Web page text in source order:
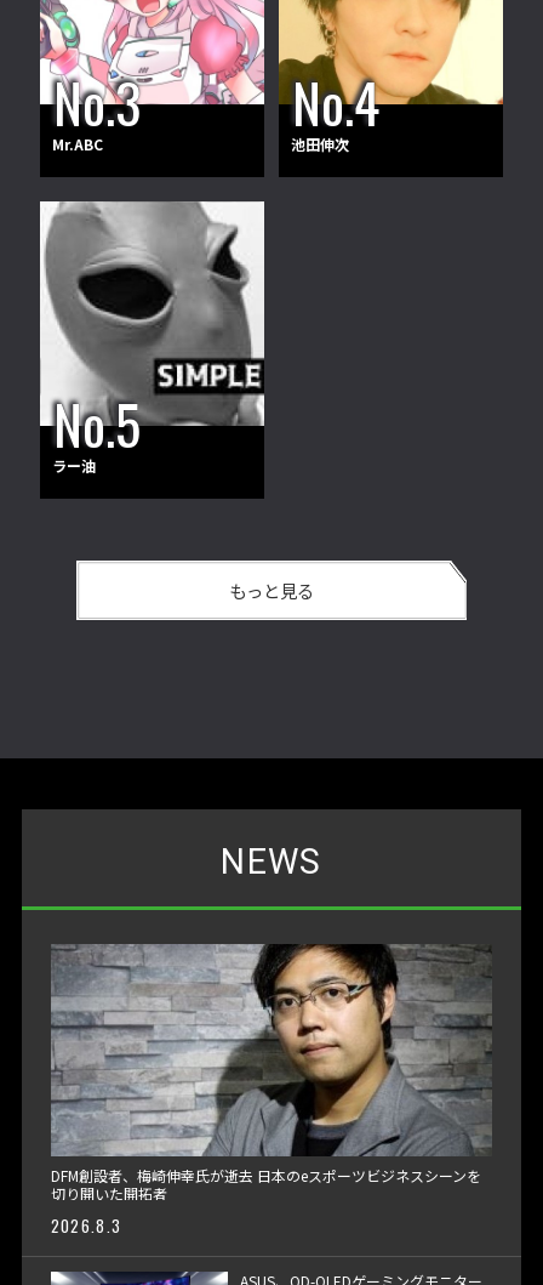
Mr.ABC 池田伸次
ラー油
もっと見る
NEWS
DFM創設者、梅崎伸幸氏が逝去 日本のeスポーツビジネスシーンを
切り開いた開拓者
2026.8.3
ASUS、QD-OLEDゲーミングモニター